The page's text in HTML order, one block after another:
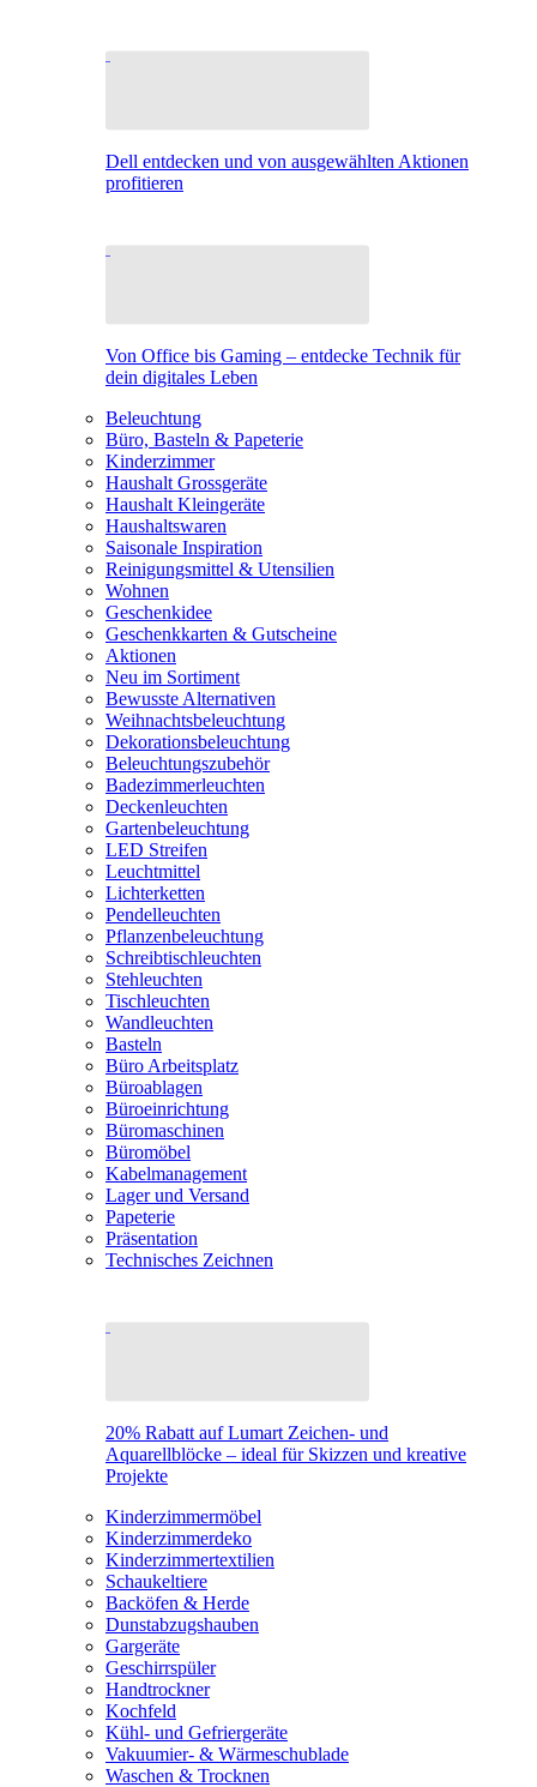
Dell entdecken und von ausgewählten Aktionen
profitieren
Von Office bis Gaming – entdecke Technik für
dein digitales Leben
Beleuchtung
Büro, Basteln & Papeterie
Kinderzimmer
Haushalt Grossgeräte
Haushalt Kleingeräte
Haushaltswaren
Saisonale Inspiration
Reinigungsmittel & Utensilien
Wohnen
Geschenkidee
Geschenkkarten & Gutscheine
Aktionen
Neu im Sortiment
Bewusste Alternativen
Weihnachtsbeleuchtung
Dekorationsbeleuchtung
Beleuchtungszubehör
Badezimmerleuchten
Deckenleuchten
Gartenbeleuchtung
LED Streifen
Leuchtmittel
Lichterketten
Pendelleuchten
Pflanzenbeleuchtung
Schreibtischleuchten
Stehleuchten
Tischleuchten
Wandleuchten
Basteln
Büro Arbeitsplatz
Büroablagen
Büroeinrichtung
Büromaschinen
Büromöbel
Kabelmanagement
Lager und Versand
Papeterie
Präsentation
Technisches Zeichnen
20% Rabatt auf Lumart Zeichen- und
Aquarellblöcke – ideal für Skizzen und kreative
Projekte
Kinderzimmermöbel
Kinderzimmerdeko
Kinderzimmertextilien
Schaukeltiere
Backöfen & Herde
Dunstabzugshauben
Gargeräte
Geschirrspüler
Handtrockner
Kochfeld
Kühl- und Gefriergeräte
Vakuumier- & Wärmeschublade
Waschen & Trocknen